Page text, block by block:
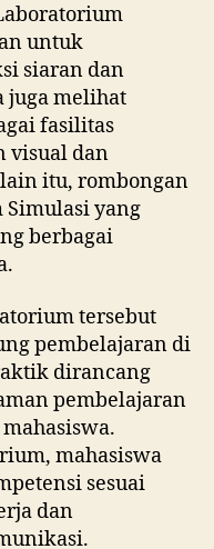
untuk
siaran dan
juga melihat
fasilitas
visual dan
itu, rombongan
yang
berbagai
tersebut
pembelajaran di
dirancang
pembelajaran
mahasiswa
sesuai
dan